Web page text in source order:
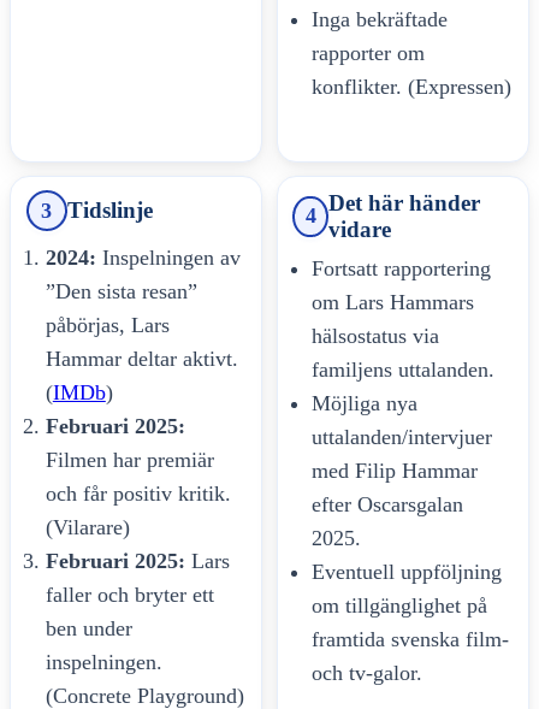
Inga bekräftade
rapporter om
konflikter. (Expressen)
3 Tidslinje
2024: Inspelningen av
”Den sista resan”
påbörjas, Lars
Hammar deltar aktivt.
(IMDb)
Februari 2025:
Filmen har premiär
och får positiv kritik.
(Vilarare)
Februari 2025: Lars
faller och bryter ett
ben under
inspelningen.
(Concrete Playground)
4
Det här händer
vidare
Fortsatt rapportering
om Lars Hammars
hälsostatus via
familjens uttalanden.
Möjliga nya
uttalanden/intervjuer
med Filip Hammar
efter Oscarsgalan
2025.
Eventuell uppföljning
om tillgänglighet på
framtida svenska film-
och tv-galor.